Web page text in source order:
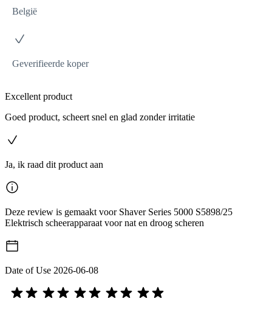
België
Geverifieerde koper
Excellent product
Goed product, scheert snel en glad zonder irritatie
Ja, ik raad dit product aan
Deze review is gemaakt voor Shaver Series 5000 S5898/25
Elektrisch scheerapparaat voor nat en droog scheren
Date of Use 2026-06-08